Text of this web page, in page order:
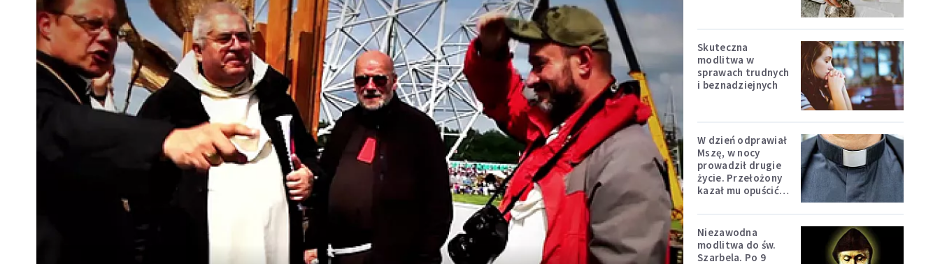
Skuteczna
modlitwa w
sprawach trudnych
i beznadziejnych
W dzień odprawiał
Mszę, w nocy
prowadził drugie
życie. Przełożony
kazał mu opuścić
Niezawodna
modlitwa do św.
Szarbela. Po 9